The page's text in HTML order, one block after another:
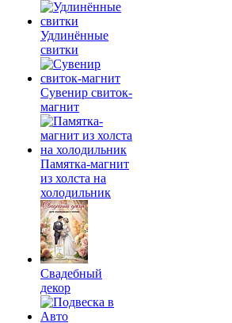
Удлинённые
свитки
Сувенир свиток-
магнит
Памятка-магнит
из холста на
холодильник
Свадебный
декор